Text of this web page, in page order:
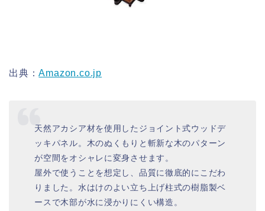
出典：Amazon.co.jp
天然アカシア材を使用したジョイント式ウッドデ
ッキパネル。木のぬくもりと斬新な木のパターン
が空間をオシャレに変身させます。
屋外で使うことを想定し、品質に徹底的にこだわ
りました。水はけのよい立ち上げ柱式の樹脂製ベ
ースで木部が水に浸かりにくい構造。